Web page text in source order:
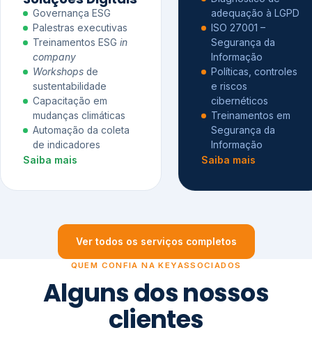
Governança ESG
Palestras executivas
Treinamentos ESG in
company
Workshops de
sustentabilidade
Capacitação em
mudanças climáticas
Automação da coleta
de indicadores
Saiba mais
adequação à LGPD
ISO 27001 –
Segurança da
Informação
Políticas, controles
e riscos
cibernéticos
Treinamentos em
Segurança da
Informação
Saiba mais
Ver todos os serviços completos
QUEM CONFIA NA KEYASSOCIADOS
Alguns dos nossos
clientes